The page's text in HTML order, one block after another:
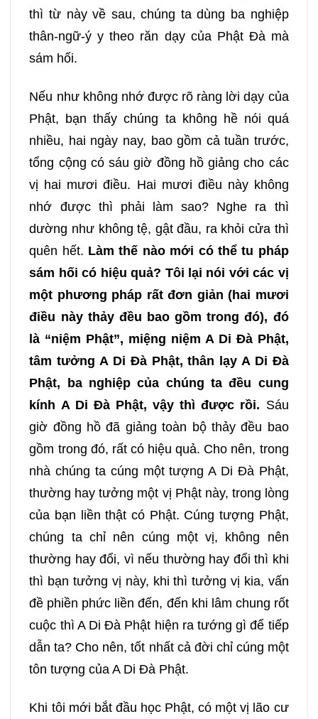
297 298 299 300
301
305 306 307 308
309 310 311 312
313 314 315 316
317 318 319 320
321 322 323 324
325 326 327 328
329 330 331 332
333 334 335 336
338 339 340
345 346 348
349 350
353 354 355 356
357 358 359 360
thì từ này về sau, chúng ta dùng ba nghiệp
thân-ngữ-ý y theo răn dạy của Phật Đà mà
sám hối.
Nếu như không nhớ được rõ ràng lời dạy của
Phật, bạn thấy chúng ta không hề nói quá
nhiều, hai ngày nay, bao gồm cả tuần trước,
tổng cộng có sáu giờ đồng hồ giảng cho các
vị hai mươi điều. Hai mươi điều này không
nhớ được thì phải làm sao? Nghe ra thì
dường như không tệ, gật đầu, ra khỏi cửa thì
quên hết. Làm thế nào mới có thể tu pháp
sám hối có hiệu quả? Tôi lại nói với các vị
một phương pháp rất đơn giản (hai mươi
điều này thảy đều bao gồm trong đó), đó
là “niệm Phật”, miệng niệm A Di Đà Phật,
tâm tưởng A Di Đà Phật, thân lạy A Di Đà
Phật, ba nghiệp của chúng ta đều cung
kính A Di Đà Phật, vậy thì được rồi. Sáu
giờ đồng hồ đã giảng toàn bộ thảy đều bao
gồm trong đó, rất có hiệu quả. Cho nên, trong
nhà chúng ta cúng một tượng A Di Đà Phật,
thường hay tưởng một vị Phật này, trong lòng
của bạn liền thật có Phật. Cúng tượng Phật,
chúng ta chỉ nên cúng một vị, không nên
thường hay đổi, vì nếu thường hay đổi thì khi
thì bạn tưởng vị này, khi thì tưởng vị kia, vấn
đề phiền phức liền đến, đến khi lâm chung rốt
cuộc thì A Di Đà Phật hiện ra tướng gì để tiếp
dẫn ta? Cho nên, tốt nhất cả đời chỉ cúng một
tôn tượng của A Di Đà Phật.
Khi tôi mới bắt đầu học Phật, có một vị lão cư